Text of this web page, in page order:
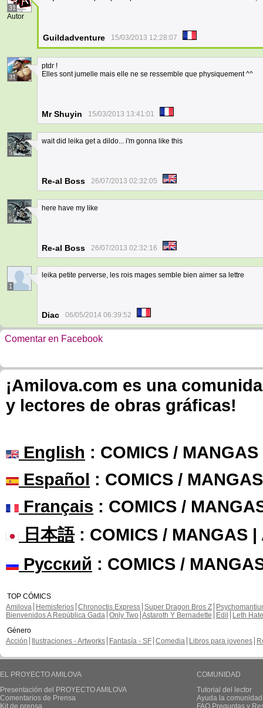
31
Autor
Guildadventure 15/03/2013 12:28:07
31
ptdr !
Elles sont jumelle mais elle ne se ressemble que physiquement ^^
Mr Shuyin 15/03/2013 13:41:01
5
wait did leika get a dildo... i'm gonna like this
Re-al Boss 26/07/2013 02:32:05
5
here have my like
Re-al Boss 26/07/2013 02:32:16
1
leika petite perverse, les rois mages semble bien aimer sa lettre
Diac 06/05/2014 06:39:52
Comentar en Facebook
¡Amilova.com es una
y lectores de obras gráficas!
English : COMICS /
Español : COMICS /
Français : COMICS /
日本語: COMICS / MANGAS |
Русский : COMICS /
TOP CÓMICS
Amilova
Hemisferios Chronoctis Express Super Dragon Bros Z
Bienvenidos A República Gada Only Two Astaroth Y Bernadette Edil
Leth Hate
Género
Acción
Ilustraciones - Artworks Fantasía - SF Comedia Libros para jovenes
EL PROYECTO AMILOVA
Presentación del PROYECTO AMILOVA
Comentarios de Prensa
Kit de prensa
COMUNIDAD
Tutorial del lector
Ayuda la
FAQ.Preguntas y